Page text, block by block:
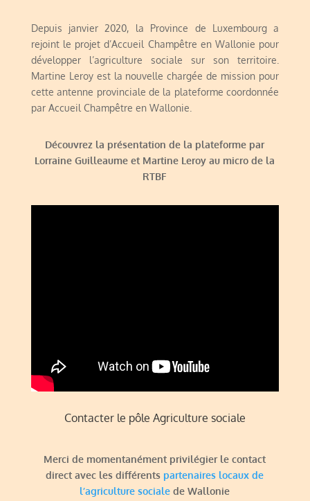
Depuis janvier 2020, la Province de Luxembourg a
rejoint le projet d’Accueil Champêtre en Wallonie pour
développer l’agriculture sociale sur son territoire.
Martine Leroy est la nouvelle chargée de mission pour
cette antenne provinciale de la plateforme coordonnée
par Accueil Champêtre en Wallonie.
Découvrez la présentation de la plateforme par
Lorraine Guilleaume et Martine Leroy au micro de la
RTBF
Contacter le pôle Agriculture sociale
Merci de momentanément privilégier le contact
direct avec les différents partenaires locaux de
l’agriculture sociale de Wallonie